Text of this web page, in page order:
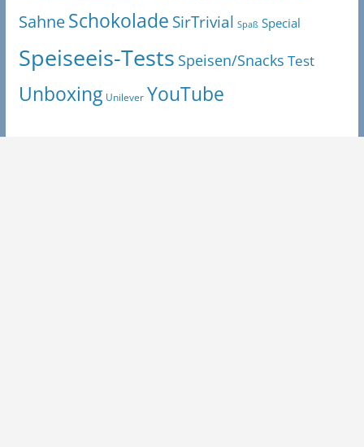
SahneSchokolade SirTrivial Spaß Special
Speiseeis-Tests Speisen/Snacks Test
Unboxing Unilever YouTube